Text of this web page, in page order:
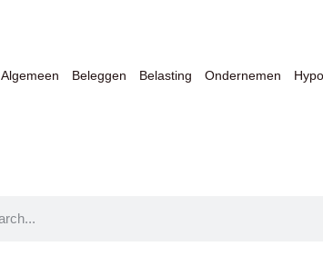
Algemeen Beleggen Belasting Ondernemen